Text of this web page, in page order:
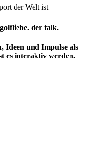
der Welt ist
golfliebe. der talk.
Ideen und Impulse als
es interaktiv werden.